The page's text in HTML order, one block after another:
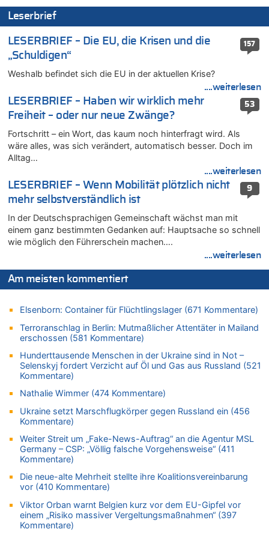
06.08.2026 - 14:44 von Coralie zu
Zweite Hitzewelle in diesem Sommer ist jetzt amtlich
06.08.2026 - 14:41 von Coralie zu
Zweite Hitzewelle in diesem Sommer ist jetzt amtlich
06.08.2026 - 14:26 von Hugo Egon Bernhard von Sinnen zu
06.08.2026 - 14:11 von Dax zu
Zweite Hitzewelle in diesem Sommer ist jetzt amtlich
Zurück an den Rhein: Hendrich wechselt zum 1. FC Köln
06.08.2026 - 13:59 von Chips zu
Wasserstand des Rheins in NRW so niedrig wie noch nie
06.08.2026 - 13:53 von Frage an den Hondsjong zu
Zweite Hitzewelle in diesem Sommer ist jetzt amtlich
06.08.2026 - 13:34 von Zeitzeuge zu
Wasserstand des Rheins in NRW so niedrig wie noch nie
06.08.2026 - 13:27 von Hubert F. zu
Wasserstand des Rheins in NRW so niedrig wie noch nie
06.08.2026 - 13:20 von Speck für die Mâuse zu
FIFA-Spitze demonstriert Einigkeit trotz Kritik und neuer
06.08.2026 - 12:41 von Hugo Egon Bernhard von Sinnen zu
Frau hörte Stimmen aus Haus des verstorbenen Nachbarn
06.08.2026 - 12:36 von Gärlinde zu
Aachen ab 11. August wieder Mekka des Pferdesports –
Belgien setzt bei Reit-WM auf starke Springreiter
06.08.2026 - 12:26 von Guido Scholzen zu
Zweite Hitzewelle in diesem Sommer ist jetzt amtlich
06.08.2026 - 12:17 von Sparwasser zu
Zweite Hitzewelle in diesem Sommer ist jetzt amtlich
06.08.2026 - 12:13 von Dax zu
Zweite Hitzewelle in diesem Sommer ist jetzt amtlich
06.08.2026 - 12:13 von Heinz F. zu
Mehrere Menschen in Londons City niedergestochen
Zweite Hitzewelle in diesem Sommer ist jetzt amtlich
06.08.2026 - 12:08 von Medium zu
Leserbrief
157
LESERBRIEF – Die EU, die Krisen und die
„Schuldigen“
Weshalb befindet sich die EU in der aktuellen Krise?
....weiterlesen
53
LESERBRIEF – Haben wir wirklich mehr
Freiheit – oder nur neue Zwänge?
Fortschritt – ein Wort, das kaum noch hinterfragt wird. Als
wäre alles, was sich verändert, automatisch besser. Doch im
Alltag…
....weiterlesen
9
LESERBRIEF – Wenn Mobilität plötzlich nicht
mehr selbstverständlich ist
In der Deutschsprachigen Gemeinschaft wächst man mit
einem ganz bestimmten Gedanken auf: Hauptsache so schnell
wie möglich den Führerschein machen….
....weiterlesen
Am meisten kommentiert
Elsenborn: Container für Flüchtlingslager (671 Kommentare)
Terroranschlag in Berlin: Mutmaßlicher Attentäter in Mailand
erschossen (581 Kommentare)
Hunderttausende Menschen in der Ukraine sind in Not –
Selenskyj fordert Verzicht auf Öl und Gas aus Russland (521
Kommentare)
Nathalie Wimmer (474 Kommentare)
Ukraine setzt Marschflugkörper gegen Russland ein (456
Kommentare)
Weiter Streit um „Fake-News-Auftrag“ an die Agentur MSL
Germany – CSP: „Völlig falsche Vorgehensweise“ (411
Kommentare)
Die neue-alte Mehrheit stellte ihre Koalitionsvereinbarung
vor (410 Kommentare)
Viktor Orban warnt Belgien kurz vor dem EU-Gipfel vor
einem „Risiko massiver Vergeltungsmaßnahmen“ (397
Kommentare)